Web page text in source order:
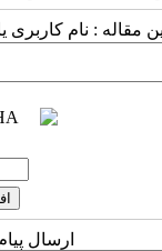
مقاله : نام
ارسال